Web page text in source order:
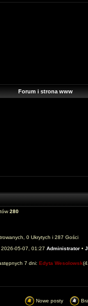
Forum i strona www
280
0 Ukrytych i 287 Gości
2026-05-07, 01:27 Administrator •
7 dni: Edyta Wesolowsk
Nowe posty